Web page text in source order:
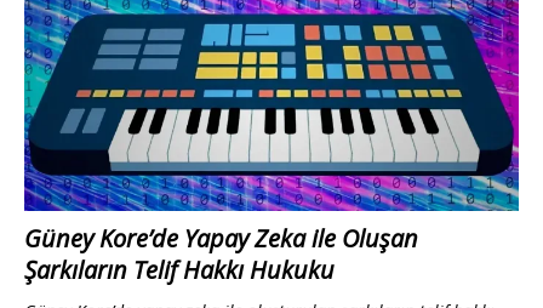
Güney Kore’de Yapay Zeka ile Oluşan
Şarkıların Telif Hakkı Hukuku